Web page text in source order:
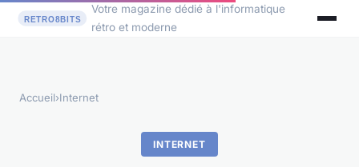
Votre magazine dédié à l'informatique
rétro et moderne
Accueil›Internet
INTERNET